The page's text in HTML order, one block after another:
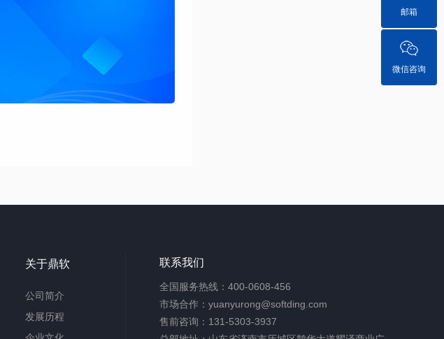
关于鼎软
公司简介
发展历程
联系我们
全国服务热线：400-0608-456
市场合作：yuanyurong@softding.com
售前咨询：131-5303-3937
邮箱
微信咨询